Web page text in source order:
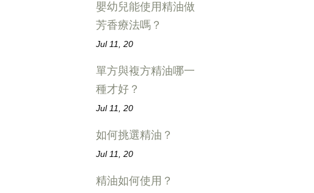
嬰幼兒能使用精油做
芳香療法嗎？
Jul 11, 20
單方與複方精油哪一
種才好？
Jul 11, 20
如何挑選精油？
Jul 11, 20
精油如何使用？